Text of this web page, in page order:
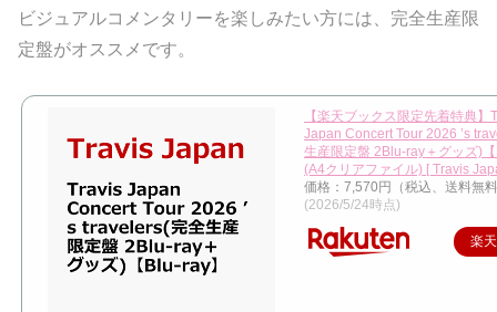
ビジュアルコメンタリーを楽しみたい方には、完全生産限
定盤がオススメです。
【楽天ブックス限定先着特典】
Japan Concert Tour 2026 ’s
生産限定盤 2Blu-ray＋グッズ)
(A4クリアファイル) [ Travis
価格：7,570円（税込、送料無
(2026/5/24時点)
楽